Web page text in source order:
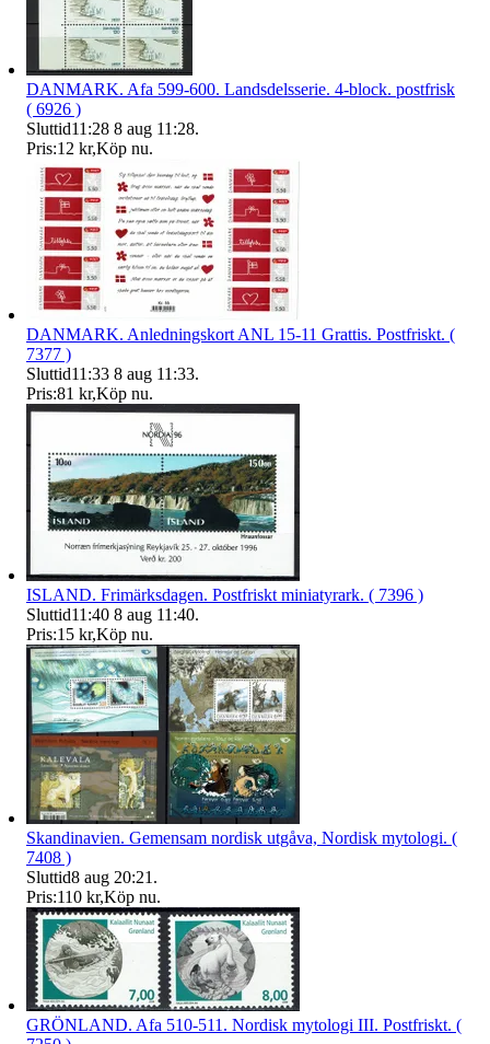
DANMARK. Afa 599-600. Landsdelsserie. 4-block. postfrisk
( 6926 )
Sluttid11:28 8 aug 11:28.
Pris:12 kr,Köp nu.
DANMARK. Anledningskort ANL 15-11 Grattis. Postfriskt. (
7377 )
Sluttid11:33 8 aug 11:33.
Pris:81 kr,Köp nu.
ISLAND. Frimärksdagen. Postfriskt miniatyrark. ( 7396 )
Sluttid11:40 8 aug 11:40.
Pris:15 kr,Köp nu.
Skandinavien. Gemensam nordisk utgåva, Nordisk mytologi. (
7408 )
Sluttid8 aug 20:21 .
Pris:110 kr,Köp nu.
GRÖNLAND. Afa 510-511. Nordisk mytologi III. Postfriskt. (